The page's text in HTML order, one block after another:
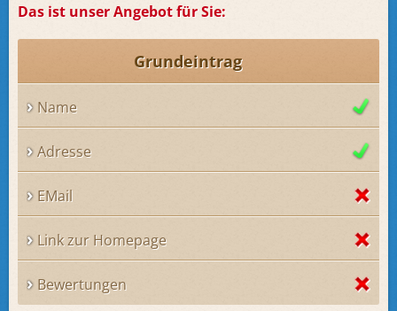
Das ist unser Angebot für Sie:
Grundeintrag
Name
Adresse
EMail
Link zur Homepage
Bewertungen